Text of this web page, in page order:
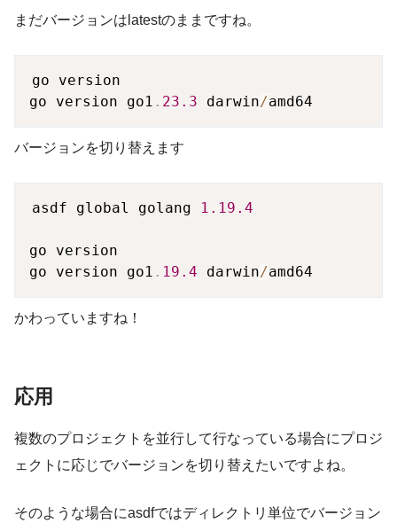
まだバージョンはlatestのままですね。
go version
go version go1 . 23.3 darwin/
バージョンを切り替えます
asdf global golang 1.19 .4
go version
go version go1 . 19.4 darwin/
かわっていますね！
応用
複数のプロジェクトを並行して行なっている場合にプロジ
ェクトに応じでバージョンを切り替えたいですよね。
そのような場合にasdfではディレクトリ単位でバージョン